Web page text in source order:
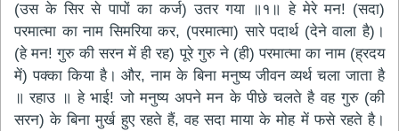
(उस के सिर से पापों का कर्ज) उतर गया ॥१॥ हे मेरे मन! (सदा)
परमात्मा का नाम सिमरिया कर, (परमात्मा) सारे पदार्थ (देने वाला है)।
(हे मन! गुरु की सरन में ही रह) पूरे गुरु ने (ही) परमात्मा का नाम (ह्रदय
में) पक्का किया है। और, नाम के बिना मनुष्य जीवन व्यर्थ चला जाता है
॥ रहाउ ॥ हे भाई! जो मनुष्य अपने मन के पीछे चलते है वह गुरु (की
सरन) के बिना मुर्ख हुए रहते हैं, वह सदा माया के मोह में फसे रहते है।